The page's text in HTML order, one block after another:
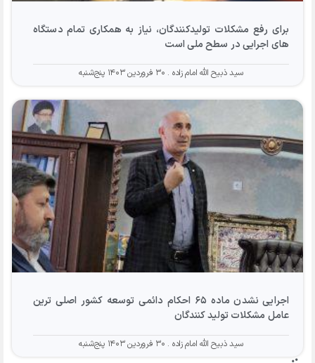
برای رفع مشکلات تولیدکنندگان، نیاز به همکاری تمام دستگاه
های اجرایی در سطح ملی است
سید ذبیح الله امام زاده ۳۰ فروردین ۱۴۰۳ پنج‌شنبه
اجرایی نشدن ماده ۶۵ احکام دائمی توسعه کشور اصلی ترین
عامل مشکلات تولید کنندگان
سید ذبیح الله امام زاده ۳۰ فروردین ۱۴۰۳ پنج‌شنبه